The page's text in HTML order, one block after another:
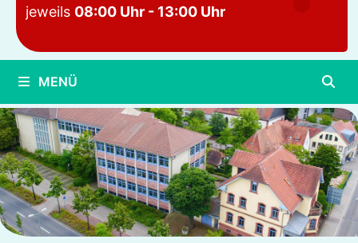
jeweils 08:00 Uhr - 13:00 Uhr
MENÜ